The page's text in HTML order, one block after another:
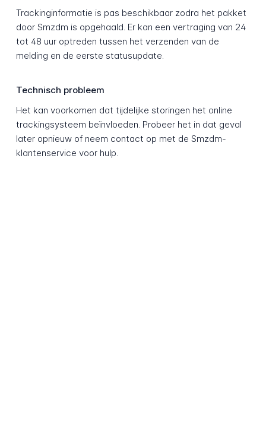
Trackinginformatie is pas beschikbaar zodra het pakket
door Smzdm is opgehaald. Er kan een vertraging van 24
tot 48 uur optreden tussen het verzenden van de
melding en de eerste statusupdate.
Technisch probleem
Het kan voorkomen dat tijdelijke storingen het online
trackingsysteem beïnvloeden. Probeer het in dat geval
later opnieuw of neem contact op met de Smzdm-
klantenservice voor hulp.